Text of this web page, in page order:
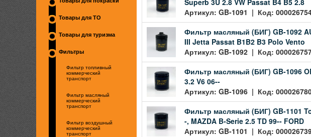
Товары для ТО
Товары для туризма
Фильтры
Фильтр топливный
коммерческий
транспорт
Фильтр масляный
коммерческий
транспорт
Фильтр воздушный
коммерческий
транспорт
Артикул: GB-1091 | Код:
Фильтр масляный (БИГ) GB-1092
III Jetta Passat B1B2 B3 Polo Vento
Артикул: GB-1092 | Код:
Фильтр масляный (БИГ) GB-1096
3.2 V6 06--
Артикул: GB-1096 | Код:
Фильтр масляный (БИГ) GB-1101
-, MAZDA B-Serie 2.5 TD 99-- FORD
Артикул: GB-1101 | Код: